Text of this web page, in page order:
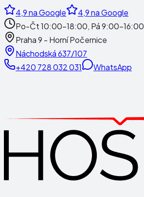
4,9na Google 4,9na Google
Po-Čt 10:00-18:00, Pá 9:00-16:00
Praha 9 - Horní Počernice
Náchodská 637/107
+420 728 032 031
WhatsApp